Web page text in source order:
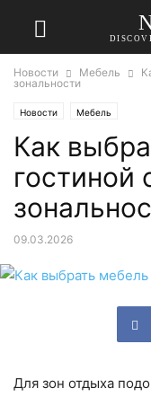
Новости Мебель
зональности
Новости Мебель
Как
гостиной
09.03.2026
Для зон отдыха